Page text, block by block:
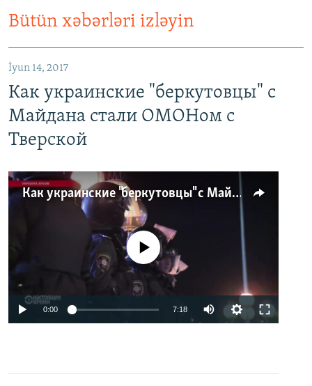
Bütün xəbərləri izləyin
İyun 14, 2017
Как украинские "беркутовцы" с
Майдана стали ОМОНом с
Тверской
Как украинские "беркутовцы" с Майдана стали ОМОНом с Тверской
No media source currently available
0:00 7:18